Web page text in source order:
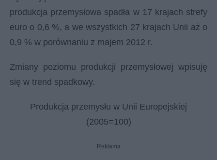
produkcja przemysłowa spadła w 17 krajach strefy
euro o 0,6 %, a we wszystkich 27 krajach Unii aż o
0,9 % w porównaniu z majem 2012 r.
Zmiany poziomu produkcji przemysłowej wpisuję
się w trend spadkowy.
Produkcja przemysłu w Unii Europejskiej
(2005=100)
Reklama